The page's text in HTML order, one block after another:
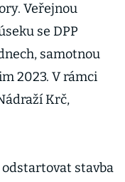
Veřejnou
se DPP
samotnou
2023. V rámci
Krč,
stavba